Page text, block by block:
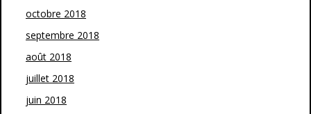
octobre 2018
septembre 2018
août 2018
juillet 2018
juin 2018